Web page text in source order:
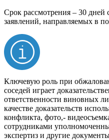
Срок рассмотрения – 30 дней
заявлений, направляемых в
Ключевую роль при
соседей играет
ответственности виновных
качестве доказательств
конфликта, фото,-
сотрудниками
экспертиз и другие